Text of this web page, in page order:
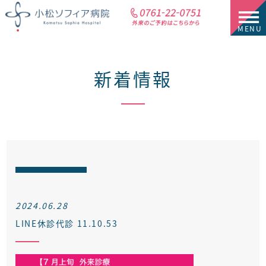
新着情報
2024.06.28
LINE休診代診 11.10.53